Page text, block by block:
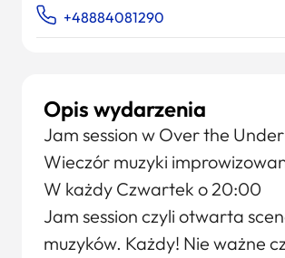
Opis wydarzenia
Jam session w Over the
Wieczór muzyki
W każdy Czwartek o 20:00
Jam session czyli otwarta
muzyków. Każdy! Nie ważne
+48884081290